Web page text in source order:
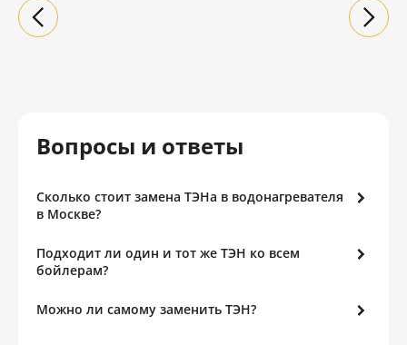
Вопросы и ответы
Сколько стоит замена ТЭНа в водонагревателя
в Москве?
Подходит ли один и тот же ТЭН ко всем
бойлерам?
Можно ли самому заменить ТЭН?